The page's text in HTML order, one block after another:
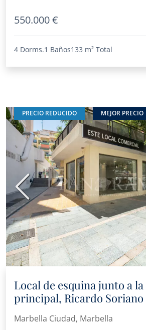
550.000 €
4 Dorms.1 Baños133 m² Total
PRECIO REDUCIDO MEJOR PRECIO
Anterior
Local de esquina junto a
principal, Ricardo Soriano
Marbella Ciudad, Marbella